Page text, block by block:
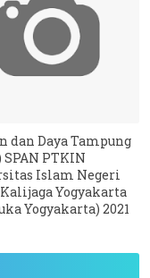
dan Daya Tampung
SPAN PTKIN
Islam Negeri
Yogyakarta
Yogyakarta) 2021